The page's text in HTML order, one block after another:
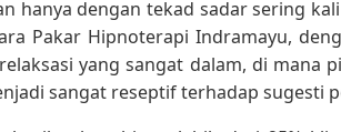
hanya dengan tekad sadar sering
Pakar Hipnoterapi Indramayu,
yang sangat dalam, di mana
sangat reseptif terhadap sugesti